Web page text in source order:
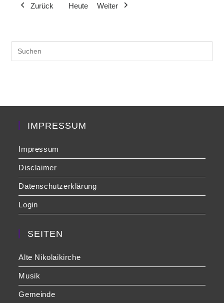
Veranstaltung)
Zurück Heute Weiter
IMPRESSUM
Impressum
Disclaimer
Datenschutzerklärung
Login
SEITEN
Alte Nikolaikirche
Musik
Gemeinde